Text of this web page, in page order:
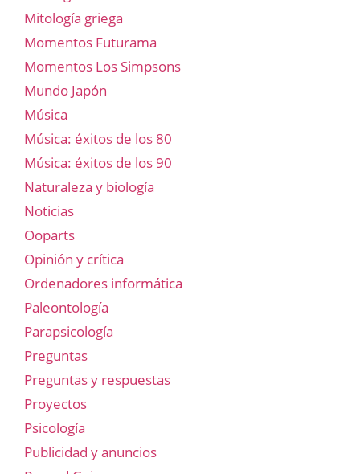
Mitología griega
Momentos Futurama
Momentos Los Simpsons
Mundo Japón
Música
Música: éxitos de los 80
Música: éxitos de los 90
Naturaleza y biología
Noticias
Ooparts
Opinión y crítica
Ordenadores informática
Paleontología
Parapsicología
Preguntas
Preguntas y respuestas
Proyectos
Psicología
Publicidad y anuncios